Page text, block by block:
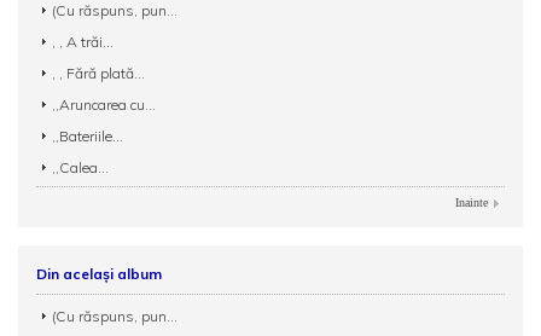
(Cu răspuns, pun...
, , A trăi...
, , Fără plată...
,,Aruncarea cu...
,,Bateriile...
,,Calea...
Inainte
Din același album
(Cu răspuns, pun...